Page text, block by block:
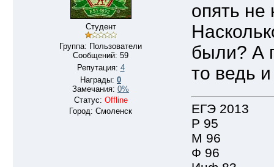
Студент
Группа: Пользователи
Сообщений: 59
Репутация: 4
Награды: 0
Замечания: 0%
Статус: Offline
Город: Смоленск
опять не
были? А
то ведь
ЕГЭ 2013
Р 95
М 96
Ф 96